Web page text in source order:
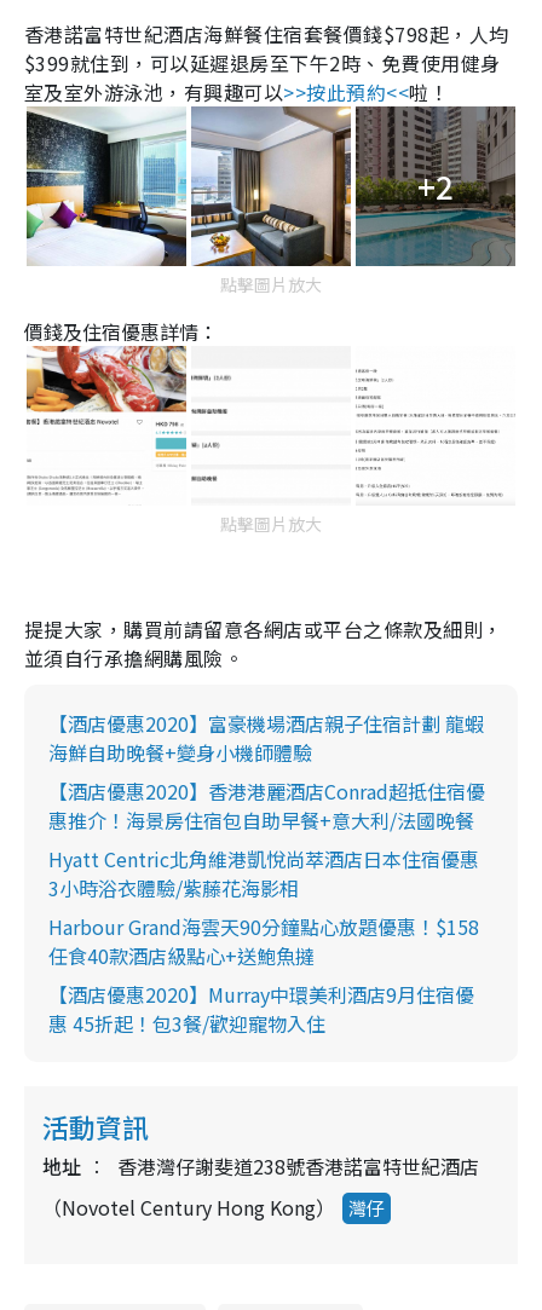
香港諾富特世紀酒店海鮮餐住宿套餐價錢$798起，人均
$399就住到，可以延遲退房至下午2時、免費使用健身
室及室外游泳池，有興趣可以>>按此預約<<啦！
+2
點擊圖片放大
價錢及住宿優惠詳情：
點擊圖片放大
提提大家，購買前請留意各網店或平台之條款及細則，
並須自行承擔網購風險。
【酒店優惠2020】富豪機場酒店親子住宿計劃 龍蝦
海鮮自助晚餐+變身小機師體驗
【酒店優惠2020】香港港麗酒店Conrad超抵住宿優
惠推介！海景房住宿包自助早餐+意大利/法國晚餐
Hyatt Centric北角維港凱悅尚萃酒店日本住宿優惠
3小時浴衣體驗/紫藤花海影相
Harbour Grand海雲天90分鐘點心放題優惠！$158
任食40款酒店級點心+送鮑魚撻
【酒店優惠2020】Murray中環美利酒店9月住宿優
惠 45折起！包3餐/歡迎寵物入住
活動資訊
地址
香港灣仔謝斐道238號香港諾富特世紀酒店
（Novotel Century Hong Kong）
灣仔